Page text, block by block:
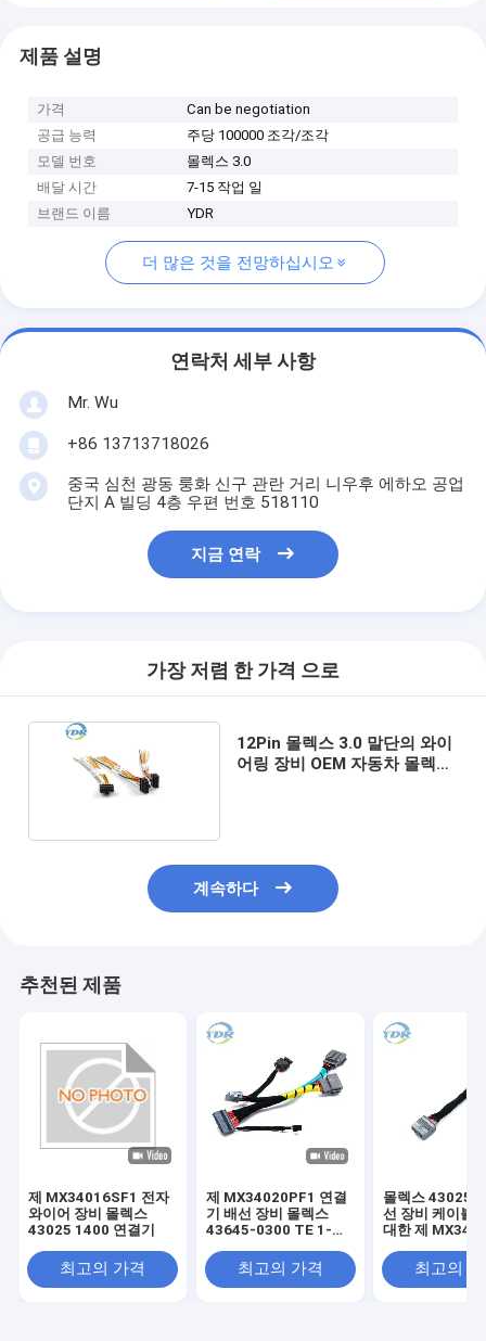
제품 설명
가격
Can be negotiation
공급 능력
주당 100000 조각/조각
모델 번호
몰렉스 3.0
배달 시간
7-15 작업 일
브랜드 이름
YDR
더 많은 것을 전망하십시오
연락처 세부 사항
Mr. Wu
+86 13713718026
중국 심천 광동 룽화 신구 관란 거리 니우후 에하오 공업
단지 A 빌딩 4층 우편 번호 518110
지금 연락
가장 저렴 한 가격 으로
12Pin 몰렉스 3.0 말단의 와이
어링 장비 OEM 자동차 몰렉스
계속하다
추천된 제품
제 MX34016SF1 전자
와이어 장비 몰렉스
43025 1400 연결기
최고의 가격
제 MX34020PF1 연결
기 배선 장비 몰렉스
43645-0300 TE 1-
최고의 가격
몰렉스 43025-
선 장비 케이블
대한 제
최고의